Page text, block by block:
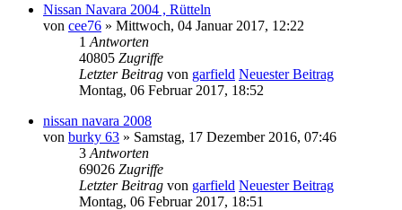
Nissan Navara 2004 , Rütteln
von cee76 » Mittwoch, 04 Januar 2017, 12:22
1 Antworten
40805 Zugriffe
Letzter Beitrag von garfield Neuester Beitrag
Montag, 06 Februar 2017, 18:52
nissan navara 2008
von burky 63 » Samstag, 17 Dezember 2016, 07:46
3 Antworten
69026 Zugriffe
Letzter Beitrag von garfield Neuester Beitrag
Montag, 06 Februar 2017, 18:51